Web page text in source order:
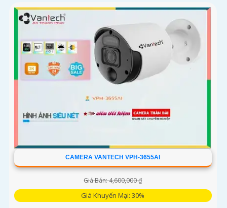
CAMERA VANTECH VPH-3655AI
Giá Bán: 4,600,000 ₫
Giá Khuyến Mại: 30%